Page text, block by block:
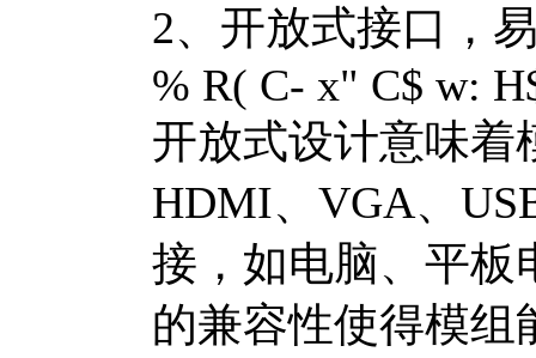
2、开放式接口，
% R( C- x" C$ w:
开放式设计意味着
HDMI、VGA、
接，如电脑、平板
的兼容性使得模组